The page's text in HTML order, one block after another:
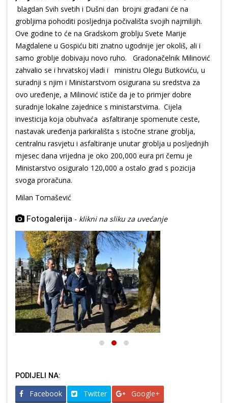
blagdan Svih svetih i Dušni dan brojni građani će na
grobljima pohoditi posljednja počivališta svojih najmilijih.
Ove godine to će na Gradskom groblju Svete Marije
Magdalene u Gospiću biti znatno ugodnije jer okoliš, ali i
samo groblje dobivaju novo ruho. Gradonačelnik Milinović
zahvalio se i hrvatskoj vladi i ministru Olegu Butkoviću, u
suradnji s njim i Ministarstvom osigurana su sredstva za
ovo uređenje, a Milinović ističe da je to primjer dobre
suradnje lokalne zajednice s ministarstvima. Cijela
investicija koja obuhvaća asfaltiranje spomenute ceste,
nastavak uređenja parkirališta s istočne strane groblja,
centralnu rasvjetu i asfaltiranje unutar groblja u posljednjih
mjesec dana vrijedna je oko 200,000 eura pri čemu je
Ministarstvo osiguralo 120,000 a ostalo grad s pozicija
svoga proračuna.
Milan Tomašević
Fotogalerija - klikni na sliku za uvećanje
PODIJELI NA:
Facebook Twitter Google+